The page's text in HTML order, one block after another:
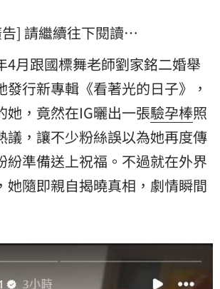
] 請繼續往下閱讀…
4月跟國標舞老師劉家銘二婚舉
發行新專輯《看著光的日子》，
她，竟然在IG曬出一張驗孕棒照
議，讓不少粉絲誤以為她再度傳
紛準備送上祝福。不過就在外界
她隨即親自揭曉真相，劇情瞬間